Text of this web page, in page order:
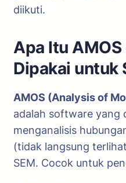
diikuti.
Apa Itu AMOS
Dipakai untuk
AMOS (Analysis of
adalah software yang
menganalisis
(tidak langsung
SEM. Cocok untuk